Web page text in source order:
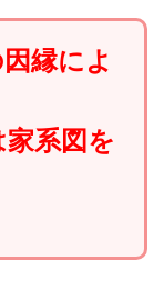
縁によ
系図を